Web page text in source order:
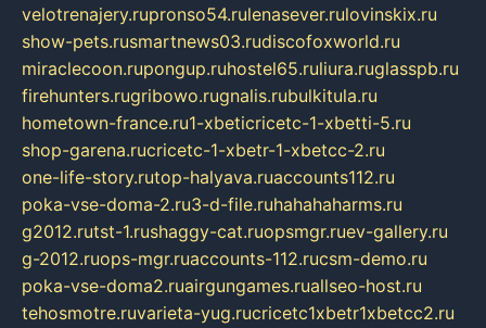
velotrenajery.rupronso54.rulenasever.rulovinskix.ru
show-pets.rusmartnews03.rudiscofoxworld.ru
miraclecoon.rupongup.ruhostel65.ruliura.ruglasspb.ru
firehunters.rugribowo.rugnalis.rubulkitula.ru
hometown-france.ru1-xbeticricetc-1-xbetti-5.ru
shop-garena.rucricetc-1-xbetr-1-xbetcc-2.ru
one-life-story.rutop-halyava.ruaccounts112.ru
poka-vse-doma-2.ru3-d-file.ruhahahaharms.ru
g2012.rutst-1.rushaggy-cat.ruopsmgr.ruev-gallery.ru
g-2012.ruops-mgr.ruaccounts-112.rucsm-demo.ru
poka-vse-doma2.ruairgungames.ruallseo-host.ru
tehosmotre.ruvarieta-yug.rucricetc1xbetr1xbetcc2.ru